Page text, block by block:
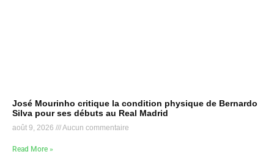
José Mourinho critique la condition physique de Bernardo
Silva pour ses débuts au Real Madrid
août 9, 2026 Aucun commentaire
Read More »